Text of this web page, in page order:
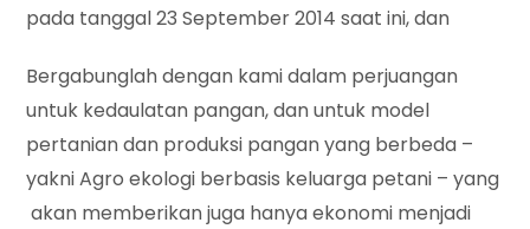
pada tanggal 23 September 2014 saat ini, dan
Bergabunglah dengan kami dalam perjuangan
untuk kedaulatan pangan, dan untuk model
pertanian dan produksi pangan yang berbeda –
yakni Agro ekologi berbasis keluarga petani – yang
akan memberikan juga hanya ekonomi menjadi